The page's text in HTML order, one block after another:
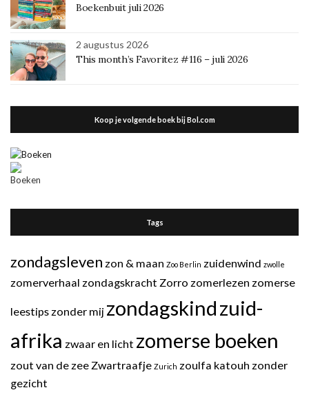
Boekenbuit juli 2026
2 augustus 2026
This month’s Favoritez #116 – juli 2026
Koop je volgende boek bij Bol.com
Tags
zondagsleven zon & maan Zoo Berlin zuidenwind zwolle
zomerverhaal zondagskracht Zorro zomerlezen zomerse
leestips zonder mij zondagskindzuid-
afrika zwaar en licht zomerse boeken
zout van de zee Zwartraafje Zurich zoulfa katouh zonder
gezicht